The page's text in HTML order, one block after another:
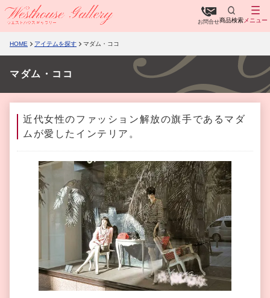
お問合せ商品検索 メニュー
HOME アイテムを探す マダム・ココ
マダム・ココ
近代女性のファッション解放の旗手であるマダ
ムが愛したインテリア。